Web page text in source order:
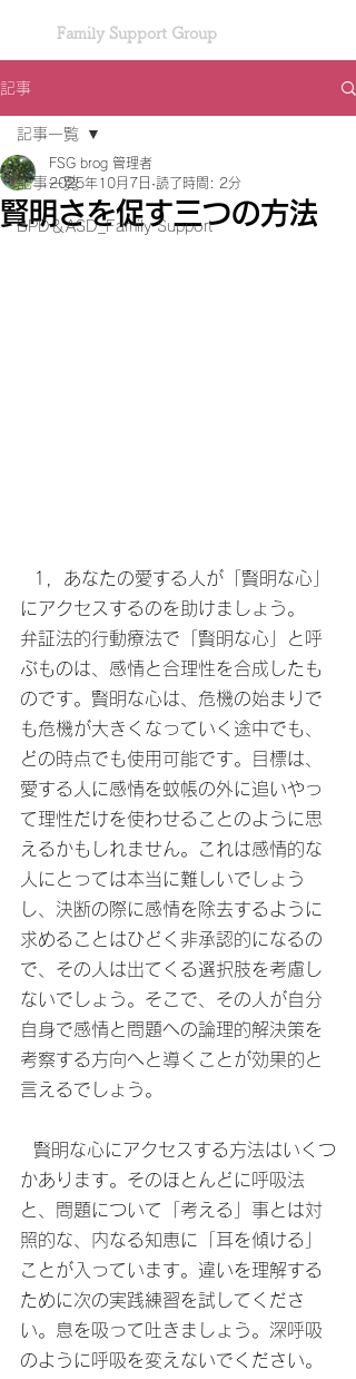
Family Support Group
記事
記事一覧
BPD＆ASD_Family Support
記事一覧
賢明さを促す三つの方法
FSG brog 管理者
2025年10月7日 読了時間: 2分
にアクセスするのを助けましょう。
弁証法的行動療法で「賢明な心」と呼
ぶものは、感情と合理性を合成したも
のです。賢明な心は、危機の始まりで
も危機が大きくなっていく途中でも、
どの時点でも使用可能です。目標は、
愛する人に感情を蚊帳の外に追いやっ
て理性だけを使わせることのように思
えるかもしれません。これは感情的な
人にとっては本当に難しいでしょう
し、決断の際に感情を除去するように
求めることはひどく非承認的になるの
で、その人は出てくる選択肢を考慮し
ないでしょう。そこで、その人が自分
自身で感情と問題への論理的解決策を
考察する方向へと導くことが効果的と
言えるでしょう。
かあります。そのほとんどに呼吸法
と、問題について「考える」事とは対
照的な、内なる知恵に「耳を傾ける」
ことが入っています。違いを理解する
ために次の実践練習を試してくださ
い。息を吸って吐きましょう。深呼吸
のように呼吸を変えないでください。